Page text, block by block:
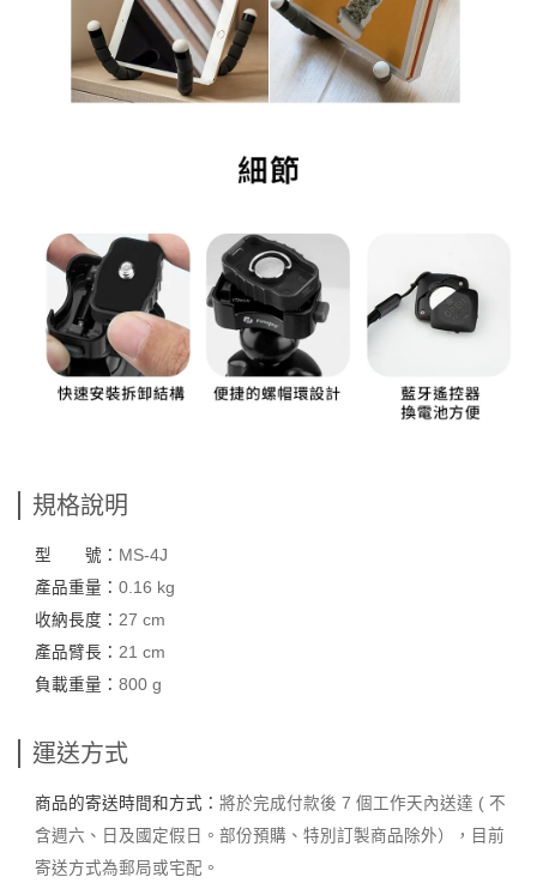
規格說明
型 號： MS-4J
產品重量： 0.16 kg
收納長度： 27 cm
產品臂長： 21 cm
負載重量： 800 g
運送方式
商品的寄送時間和方式： 將於完成付款後 7 個工作天內送達 ( 不
含週六、日及國定假日。部份預購、特別訂製商品除外），目前
寄送方式為郵局或宅配。